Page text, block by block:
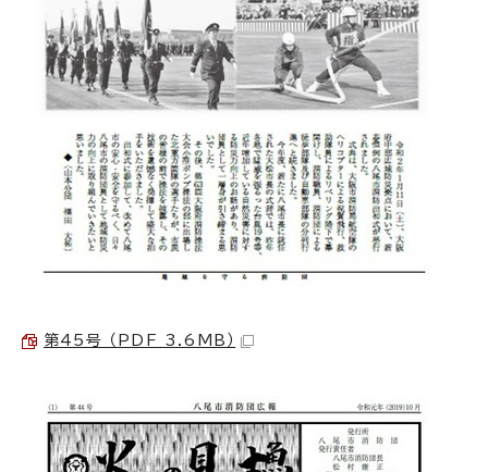
第45号 （PDF 3.6MB）